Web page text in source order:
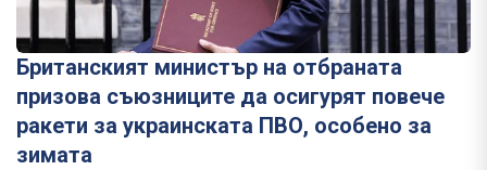
Британският министър на отбраната
призова съюзниците да осигурят повече
ракети за украинската ПВО, особено за
зимата